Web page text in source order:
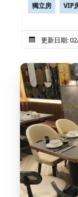
獨立房 VIP
更新日期: